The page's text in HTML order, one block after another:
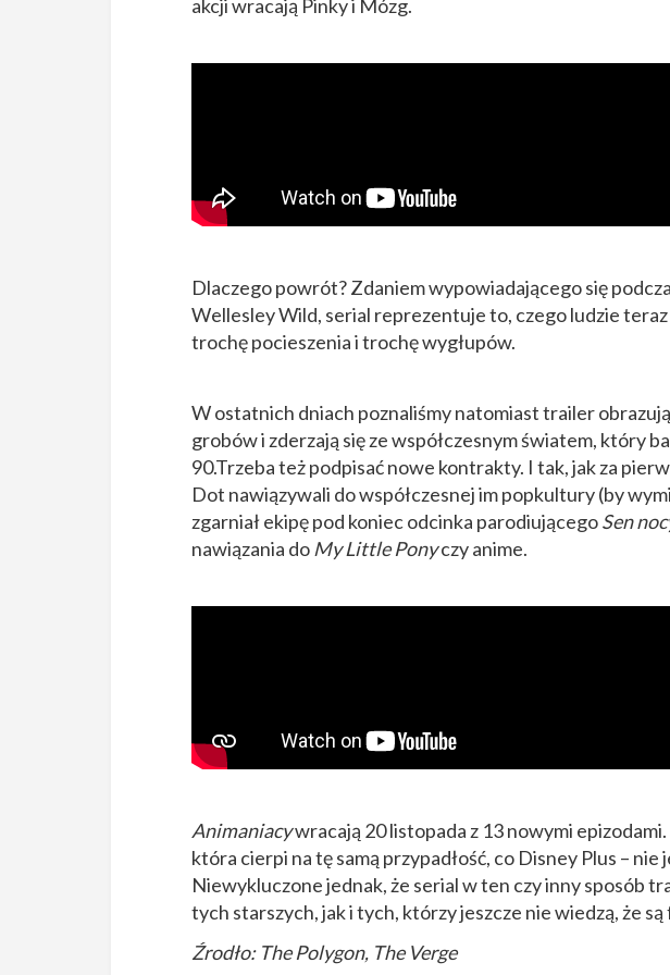
akcji wracają Pinky i Mózg.
Dlaczego powrót? Zdaniem wypowiadającego się
Wellesley Wild, serial reprezentuje to, czego ludzie
trochę pocieszenia i trochę wygłupów.
W ostatnich dniach poznaliśmy natomiast trailer
grobów i zderzają się ze współczesnym światem, który
90.Trzeba też podpisać nowe kontrakty. I tak, jak za
Dot nawiązywali do współczesnej im popkultury (by
zgarniał ekipę pod koniec odcinka parodiującegoSen
nawiązania do My Little Ponyczy anime.
Animaniacywracają 20 listopada z 13 nowymi
która cierpi na tę samą przypadłość, co Disney Plus –
Niewykluczone jednak, że serial w ten czy inny sposób
tych starszych, jak i tych, którzy jeszcze nie wiedzą, że są
Źrodło: The Polygon, The Verge